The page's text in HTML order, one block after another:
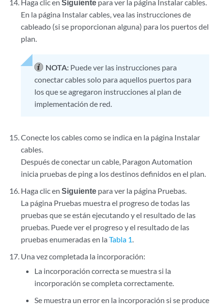
Haga clic enSiguiente para ver la página Instalar cables.
En la página Instalar cables, vea las instrucciones de
cableado (si se proporcionan alguna) para los puertos del
plan.
NOTA: Puede ver las instrucciones para
conectar cables solo para aquellos puertos para
los que se agregaron instrucciones al plan de
implementación de red.
Conecte los cables como se indica en la página Instalar
cables.
Después de conectar un cable, Paragon Automation
inicia pruebas de ping a los destinos definidos en el plan.
Haga clic enSiguiente para ver la página Pruebas.
La página Pruebas muestra el progreso de todas las
pruebas que se están ejecutando y el resultado de las
pruebas. Puede ver el progreso y el resultado de las
pruebas enumeradas en laTabla 1.
Una vez completada la incorporación:
La incorporación correcta se muestra si la
incorporación se completa correctamente.
Se muestra un error en la incorporación si se produce